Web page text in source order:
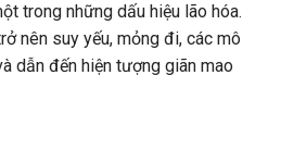
trong những dấu hiệu lão hóa.
nên suy yếu, mỏng đi, các mô
dẫn đến hiện tượng giãn mao